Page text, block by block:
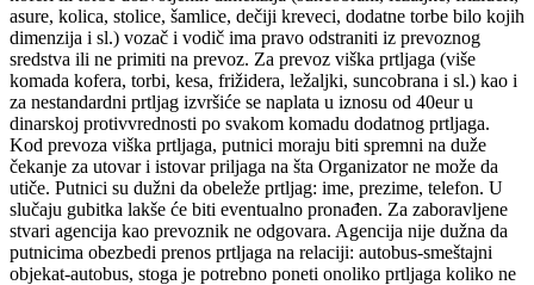
asure, kolica, stolice, šamlice, dečiji kreveci, dodatne torbe bilo kojih
dimenzija i sl.) vozač i vodič ima pravo odstraniti iz prevoznog
sredstva ili ne primiti na prevoz. Za prevoz viška prtljaga (više
komada kofera, torbi, kesa, frižidera, ležaljki, suncobrana i sl.) kao i
za nestandardni prtljag izvršiće se naplata u iznosu od 40eur u
dinarskoj protivvrednosti po svakom komadu dodatnog prtljaga.
Kod prevoza viška prtljaga, putnici moraju biti spremni na duže
čekanje za utovar i istovar priljaga na šta Organizator ne može da
utiče. Putnici su dužni da obeleže prtljag: ime, prezime, telefon. U
slučaju gubitka lakše će biti eventualno pronađen. Za zaboravljene
stvari agencija kao prevoznik ne odgovara. Agencija nije dužna da
putnicima obezbedi prenos prtljaga na relaciji: autobus-smeštajni
objekat-autobus, stoga je potrebno poneti onoliko prtljaga koliko ne